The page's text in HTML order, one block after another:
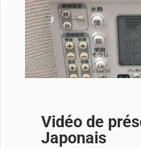
Vidéo de
Japonais